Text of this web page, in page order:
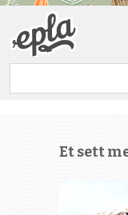
Et sett